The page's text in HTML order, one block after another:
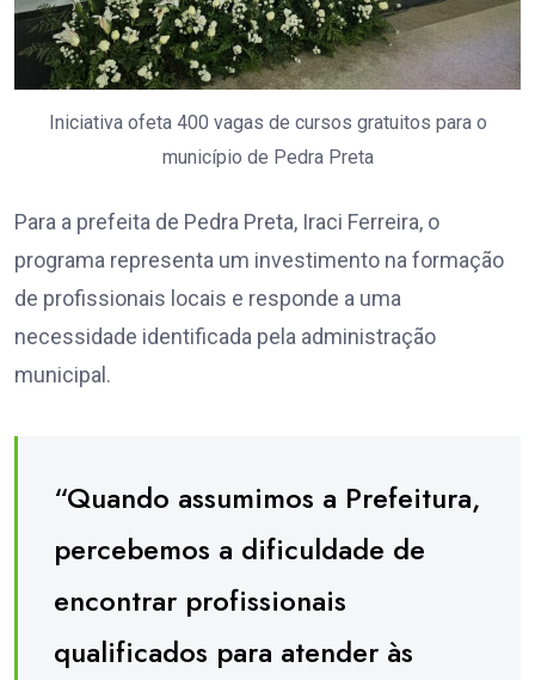
Iniciativa ofeta 400 vagas de cursos gratuitos para o
município de Pedra Preta
Para a prefeita de Pedra Preta, Iraci Ferreira, o
programa representa um investimento na formação
de profissionais locais e responde a uma
necessidade identificada pela administração
municipal.
“Quando assumimos a Prefeitura,
percebemos a dificuldade de
encontrar profissionais
qualificados para atender às